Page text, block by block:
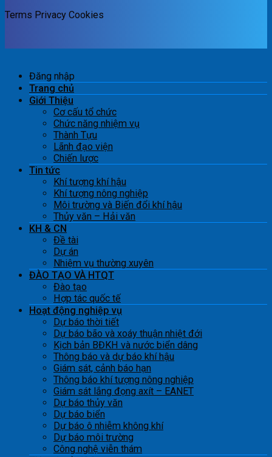
Terms Privacy Cookies
Đăng nhập
Trang chủ
Giới Thiệu
Cơ cấu tổ chức
Chức năng nhiệm vụ
Thành Tựu
Lãnh đạo viện
Chiến lược
Tin tức
Khí tượng khí hậu
Khí tượng nông nghiệp
Môi trường và Biến đổi khí hậu
Thủy văn – Hải văn
KH & CN
Đề tài
Dự án
Nhiệm vụ thường xuyên
ĐÀO TẠO VÀ HTQT
Đào tạo
Hợp tác quốc tế
Hoạt động nghiệp vụ
Dự báo thời tiết
Dự báo bão và xoáy thuận nhiệt đới
Kịch bản BĐKH và nước biển dâng
Thông báo và dự báo khí hậu
Giám sát, cảnh báo hạn
Thông báo khí tượng nông nghiệp
Giám sát lắng đọng axít – EANET
Dự báo thủy văn
Dự báo biển
Dự báo ô nhiễm không khí
Dự báo môi trường
Công nghệ viễn thám